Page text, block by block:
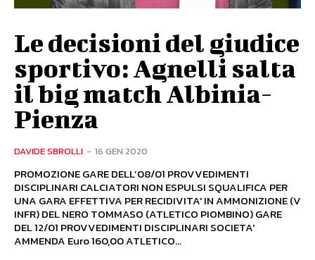
Le decisioni del giudice
sportivo: Agnelli salta
il big match Albinia-
Pienza
DAVIDE SBROLLI - 16 GEN 2020
PROMOZIONE GARE DELL’08/01 PROVVEDIMENTI
DISCIPLINARI CALCIATORI NON ESPULSI SQUALIFICA PER
UNA GARA EFFETTIVA PER RECIDIVITA' IN AMMONIZIONE (V
INFR) DEL NERO TOMMASO (ATLETICO PIOMBINO) GARE
DEL 12/01 PROVVEDIMENTI DISCIPLINARI SOCIETA'
AMMENDA Euro 160,00 ATLETICO...